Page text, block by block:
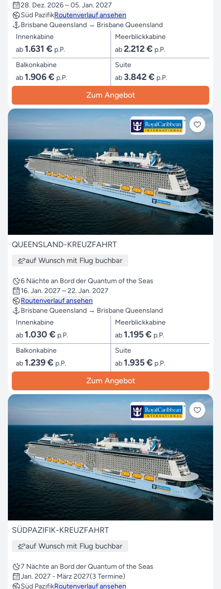
28. Dez. 2026 – 05. Jan. 2027
Süd PazifikRoutenverlauf ansehen
Brisbane Queensland → Brisbane Queensland
Innenkabine
ab1.631 € p.P.
Meerblickkabine
ab2.212 € p.P.
Balkonkabine
ab1.906 € p.P.
Suite
ab 3.842 € p.P.
Zum Angebot
QUEENSLAND-KREUZFAHRT
auf Wunsch mit Flug buchbar
6 Nächte an Bord der Quantum of the Seas
16. Jan. 2027 – 22. Jan. 2027
Routenverlauf ansehen
Brisbane Queensland → Brisbane Queensland
Innenkabine
ab1.030 € p.P.
Meerblickkabine
ab1.195 € p.P.
Balkonkabine
ab1.239 € p.P.
Suite
ab1.935 € p.P.
Zum Angebot
SÜDPAZIFIK-KREUZFAHRT
auf Wunsch mit Flug buchbar
7 Nächte an Bord der Quantum of the Seas
Jan. 2027 - März 2027(3 Termine)
Süd PazifikRoutenverlauf ansehen